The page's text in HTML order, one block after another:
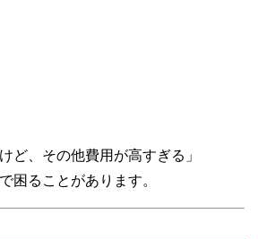
ど、その他費用が高すぎる」
困ることがあります。